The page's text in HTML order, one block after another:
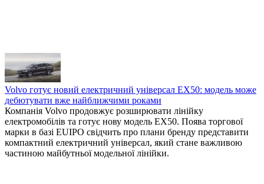
Volvo готує новий електричний універсал EX50: модель може
дебютувати вже найближчими роками
Компанія Volvo продовжує розширювати лінійку
електромобілів та готує нову модель EX50. Поява торгової
марки в базі EUIPO свідчить про плани бренду представити
компактний електричний універсал, який стане важливою
частиною майбутньої модельної лінійки.